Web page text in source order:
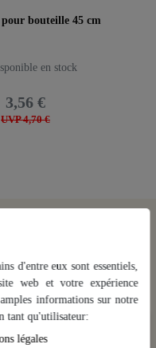
bouteille 45 cm
en stock
UVP 4,70 €
3,56 €
à améliorer ce site Web et
d'entre eux sont essentiels,
web et votre expérience
informations sur notre
tant qu'utilisateur:
légales